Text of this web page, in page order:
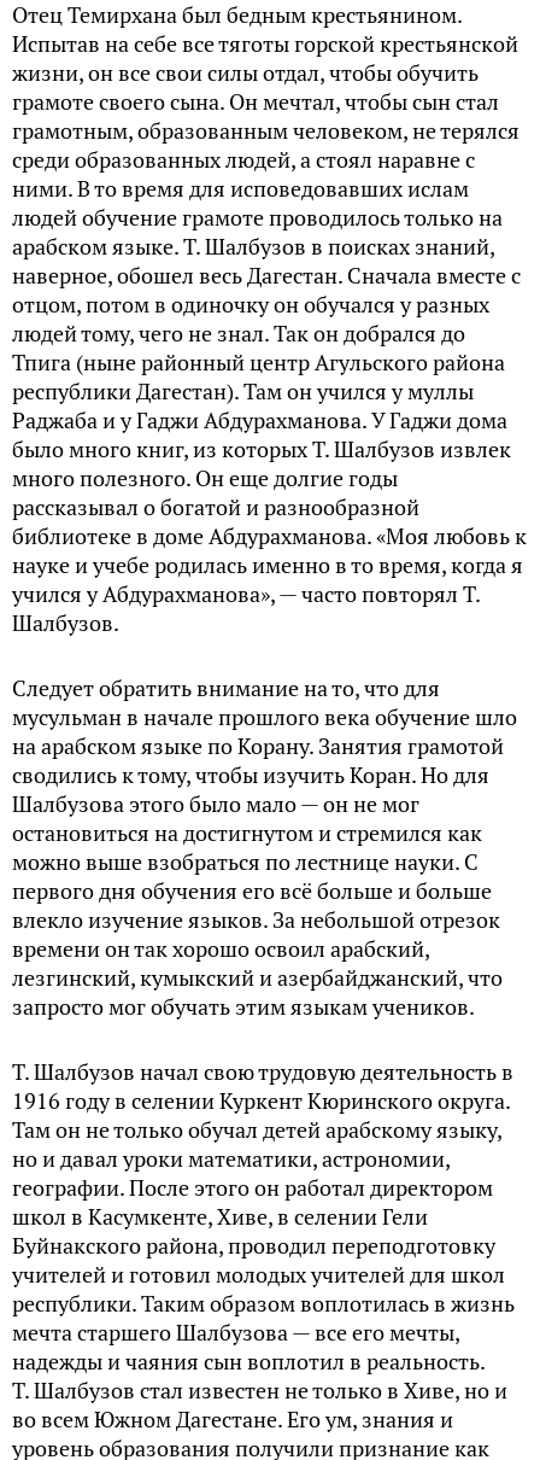
Отец Темирхана был бедным крестьянином.
Испытав на себе все тяготы горской крестьянской
жизни, он все свои силы отдал, чтобы обучить
грамоте своего сына. Он мечтал, чтобы сын стал
грамотным, образованным человеком, не терялся
среди образованных людей, а стоял наравне с
ними. В то время для исповедовавших ислам
людей обучение грамоте проводилось только на
арабском языке. Т. Шалбузов в поисках знаний,
наверное, обошел весь Дагестан. Сначала вместе с
отцом, потом в одиночку он обучался у разных
людей тому, чего не знал. Так он добрался до
Тпига (ныне районный центр Агульского района
республики Дагестан). Там он учился у муллы
Раджаба и у Гаджи Абдурахманова. У Гаджи дома
было много книг, из которых Т. Шалбузов извлек
много полезного. Он еще долгие годы
рассказывал о богатой и разнообразной
библиотеке в доме Абдурахманова. «Моя любовь к
науке и учебе родилась именно в то время, когда я
учился у Абдурахманова», — часто повторял Т.
Шалбузов.
Следует обратить внимание на то, что для
мусульман в начале прошлого века обучение шло
на арабском языке по Корану. Занятия грамотой
сводились к тому, чтобы изучить Коран. Но для
Шалбузова этого было мало — он не мог
остановиться на достигнутом и стремился как
можно выше взобраться по лестнице науки. С
первого дня обучения его всё больше и больше
влекло изучение языков. За небольшой отрезок
времени он так хорошо освоил арабский,
лезгинский, кумыкский и азербайджанский, что
запросто мог обучать этим языкам учеников.
Т. Шалбузов начал свою трудовую деятельность в
1916 году в селении Куркент Кюринского округа.
Там он не только обучал детей арабскому языку,
но и давал уроки математики, астрономии,
географии. После этого он работал директором
школ в Касумкенте, Хиве, в селении Гели
Буйнакского района, проводил переподготовку
учителей и готовил молодых учителей для школ
республики. Таким образом воплотилась в жизнь
мечта старшего Шалбузова — все его мечты,
надежды и чаяния сын воплотил в реальность.
Т. Шалбузов стал известен не только в Хиве, но и
во всем Южном Дагестане. Его ум, знания и
уровень образования получили признание как